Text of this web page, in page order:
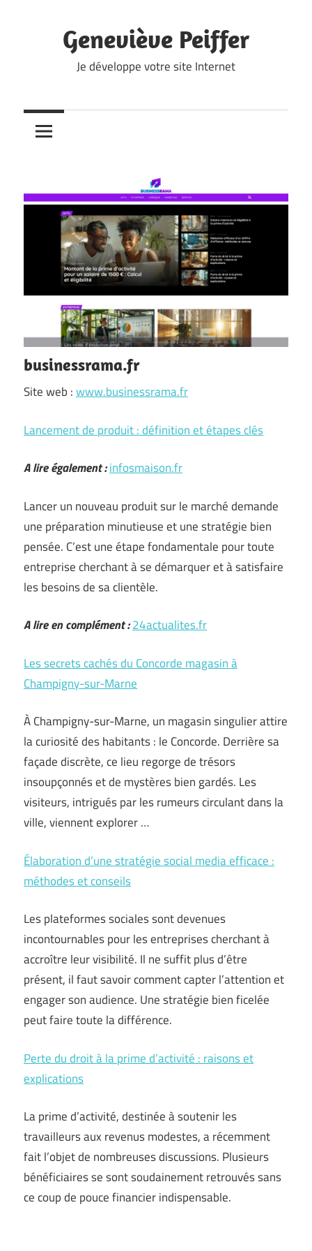
Geneviève Peiffer
Je développe votre site Internet
businessrama.fr
Site web :www.businessrama.fr
Lancement de produit : définition et étapes clés
A lire également :infosmaison.fr
Lancer un nouveau produit sur le marché demande
une préparation minutieuse et une stratégie bien
pensée. C’est une étape fondamentale pour toute
entreprise cherchant à se démarquer et à satisfaire
les besoins de sa clientèle.
A lire en complément :24actualites.fr
Les secrets cachés du Concorde magasin à
Champigny-sur-Marne
À Champigny-sur-Marne, un magasin singulier attire
la curiosité des habitants : le Concorde. Derrière sa
façade discrète, ce lieu regorge de trésors
insoupçonnés et de mystères bien gardés. Les
visiteurs, intrigués par les rumeurs circulant dans la
ville, viennent explorer …
Élaboration d’une stratégie social media efficace :
méthodes et conseils
Les plateformes sociales sont devenues
incontournables pour les entreprises cherchant à
accroître leur visibilité. Il ne suffit plus d’être
présent, il faut savoir comment capter l’attention et
engager son audience. Une stratégie bien ficelée
peut faire toute la différence.
Perte du droit à la prime d’activité : raisons et
explications
La prime d’activité, destinée à soutenir les
travailleurs aux revenus modestes, a récemment
fait l’objet de nombreuses discussions. Plusieurs
bénéficiaires se sont soudainement retrouvés sans
ce coup de pouce financier indispensable.